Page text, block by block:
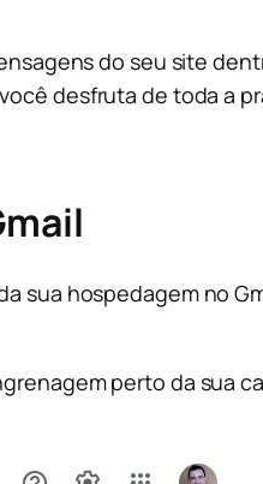
do seu site
desfruta de toda a
sua hospedagem no
perto da sua